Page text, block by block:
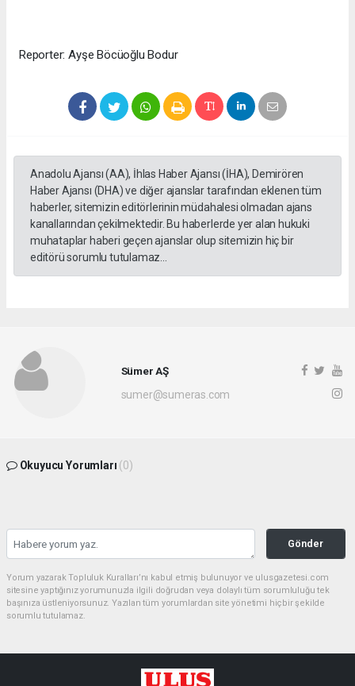
Reporter: Ayşe Böcüoğlu Bodur
Anadolu Ajansı (AA), İhlas Haber Ajansı (İHA), Demirören
Haber Ajansı (DHA) ve diğer ajanslar tarafından eklenen tüm
haberler, sitemizin editörlerinin müdahalesi olmadan ajans
kanallarından çekilmektedir. Bu haberlerde yer alan hukuki
muhataplar haberi geçen ajanslar olup sitemizin hiç bir
editörü sorumlu tutulamaz...
Sümer AŞ
sumer@sumeras.com
Okuyucu Yorumları (0)
Gönder
Yorum yazarak Topluluk Kuralları’nı kabul etmiş bulunuyor ve ulusgazetesi.com
sitesine yaptığınız yorumunuzla ilgili doğrudan veya dolaylı tüm sorumluluğu tek
başınıza üstleniyorsunuz. Yazılan tüm yorumlardan site yönetimi hiçbir şekilde
sorumlu tutulamaz.